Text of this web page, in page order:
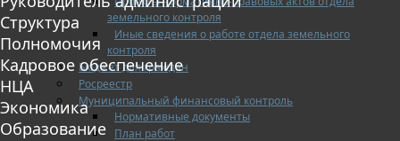
земельного контроля
Иные сведения о работе отдела земельного
контроля
Бюджет для граждан
Росреестр
Муниципальный финансовый контроль
Нормативные документы
План работ
Структура
Полномочия
Кадровое обеспечение
НЦА
Экономика
Образование